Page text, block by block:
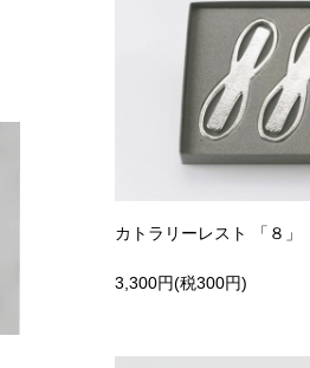
カトラリーレスト 「８」
3,300円(税300円)